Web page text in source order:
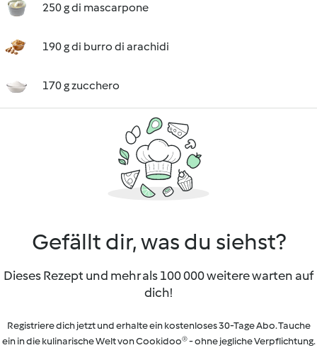
250 g di mascarpone
190 g di burro di arachidi
170 g zucchero
Gefällt dir, was du siehst?
Dieses Rezept und mehr als 100 000 weitere warten auf
dich!
Registriere dich jetzt und erhalte ein kostenloses 30-Tage Abo. Tauche
ein in die kulinarische Welt von Cookidoo® - ohne jegliche Verpflichtung.